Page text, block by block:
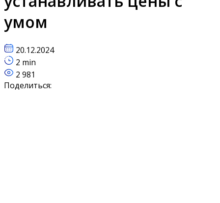
умом
20.12.2024
2 min
2 981
Поделиться: